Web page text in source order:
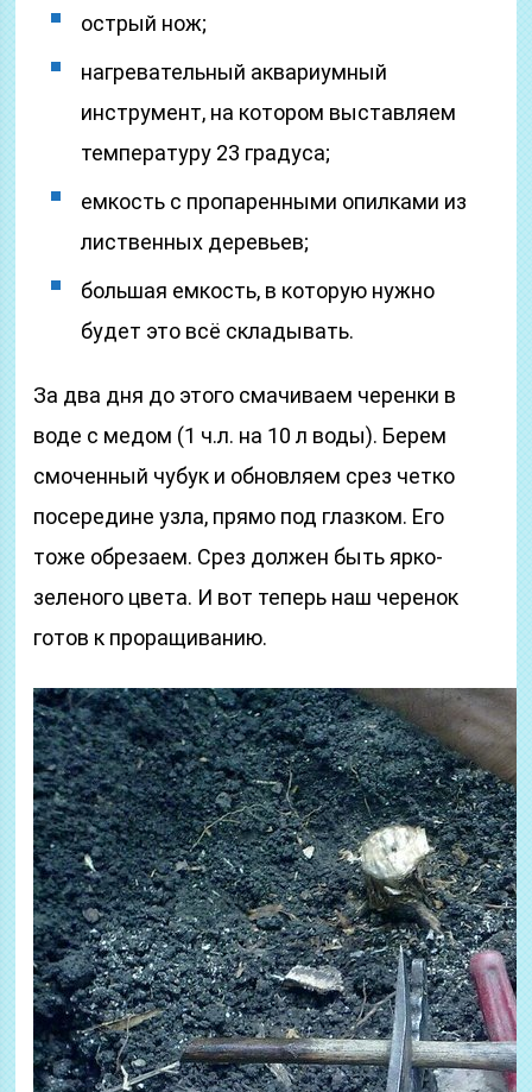
острый нож;
нагревательный аквариумный
инструмент, на котором выставляем
температуру 23 градуса;
емкость с пропаренными опилками из
лиственных деревьев;
большая емкость, в которую нужно
будет это всё складывать.
За два дня до этого смачиваем черенки в
воде с медом (1 ч.л. на 10 л воды). Берем
смоченный чубук и обновляем срез четко
посередине узла, прямо под глазком. Его
тоже обрезаем. Срез должен быть ярко-
зеленого цвета. И вот теперь наш черенок
готов к проращиванию.